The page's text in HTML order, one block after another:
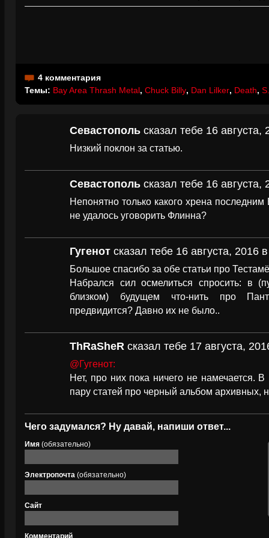
4 комментария
Темы: Bay Area Thrash Metal, Chuck Billy, Dan Lilker, Death,
Севастополь сказал тебе 16 августа,
Низкий поклон за статью.
Севастополь сказал тебе 16 августа,
Непонятно только какого хрена
не удалось уговорить Флинна?
Гугенот сказал тебе 16 августа, 2016
Большое спасибо за обе статьи про
Набрался сил осмелиться спросить: в
близком) будущем что-нить про
предвидится? Давно их не было..
ThRaSheR сказал тебе 17 августа,
@Гугенот:
Нет, про них пока ничего не намечается.
пару статей про черный альбом архивных,
Чего задумался? Ну давай, напиши ответ...
Имя (обязательно)
Электропочта (обязательно)
Сайт
Комментарий